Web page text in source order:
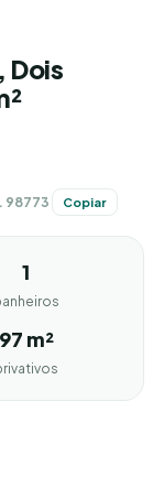
Dois
98773 Copiar
1
97 m²